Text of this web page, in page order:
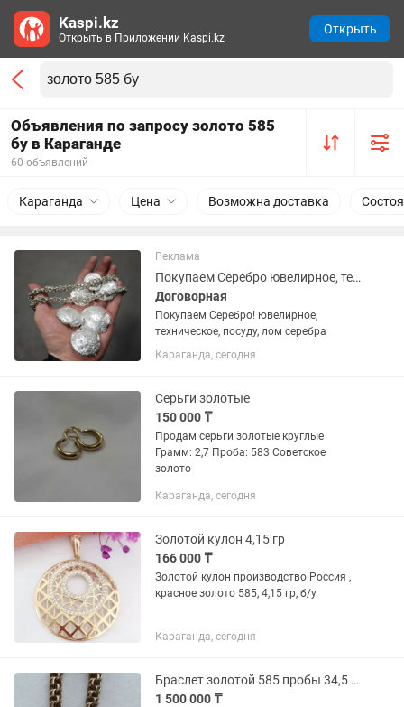
Объявления по запросу золото 585
бу в Караганде
60 объявлений
Караганда Цена Возможна доставка
Реклама
Покупаем Серебро ювелирное, техническое, посуду, лом серебра
Договорная
Покупаем Серебро! ювелирное,
техническое, посуду, лом серебра
Караганда, сегодня
Серьги золотые
150 000 ₸
Продам серьги золотые круглые
Грамм: 2,7 Проба: 583 Советское
золото
Караганда, сегодня
Золотой кулон 4,15 гр
166 000 ₸
Золотой кулон производство Россия ,
красное золото 585, 4,15 гр, б/у
Караганда, сегодня
Браслет золотой 585 пробы 34,5 грамм литой
1 500 000 ₸
Kaspi.kz
Открыть в Приложении Kaspi.kz
Открыть